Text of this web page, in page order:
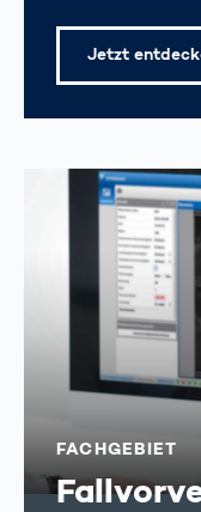
Jetzt
FACHGEBIET